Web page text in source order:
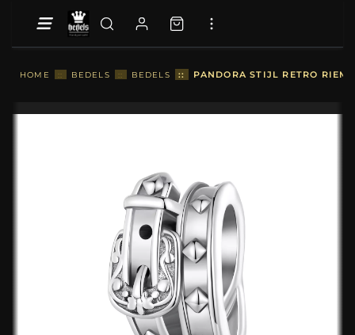
HOME :: BEDELS :: BEDELS :: PANDORA STIJL RETRO